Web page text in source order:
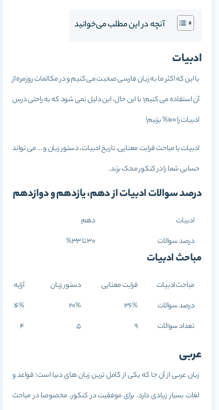
آنچه در این مطلب می‌خوانید
ادبیات
با این که اکثر ما به زبان فارسی صحبت می کنیم و در مکالمات روزمره از
آن استفاده می کنیم؛ با این حال، این دلیل نمی شود که به راحتی درس
ادبیات را 100% بزنیم!
ادبیات با مباحث قرابت معنایی، تاریخ ادبیات، دستور زبان و … می تواند
حسابی شما را در کنکور محک بزند.
درصد سوالات ادبیات از دهم، یازدهم و دوازدهم
ادبیات
دهم
درصد سوالات
30 تا 33%
مباحث ادبیات
مباحث ادبیات قرابت معنایی دستور زبان
آرایه
درصد سوالات
36%
20%
16%
تعداد سوالات
9
5
4
عربی
زبان عربی از آن جا که یکی از کامل ترین زبان های دنیا است؛ قواعد و
لغات بسیار زیادی دارد. برای موفقیت در کنکور، مخصوصا در مباحث